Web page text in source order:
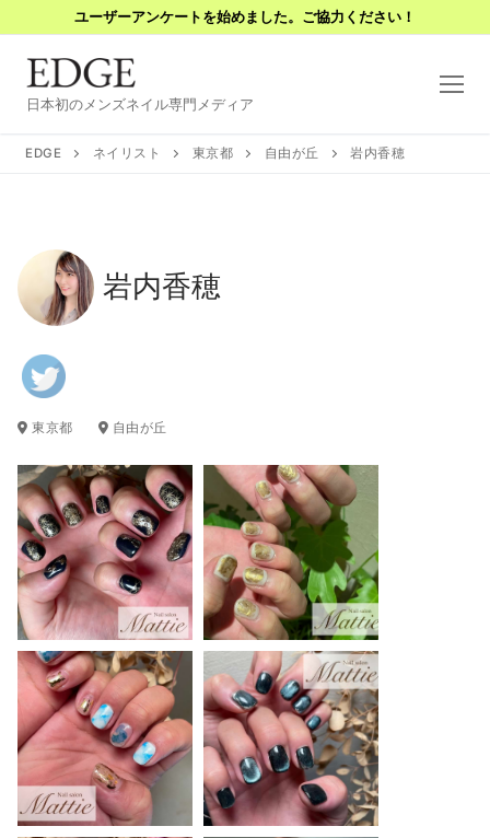
ン
ユーザーアンケートを始めました。ご協力ください！
日本初のメンズネイル専門メディア
EDGE ネイリスト 東京都 自由が丘 岩内香穂
岩内香穂
東京都 自由が丘